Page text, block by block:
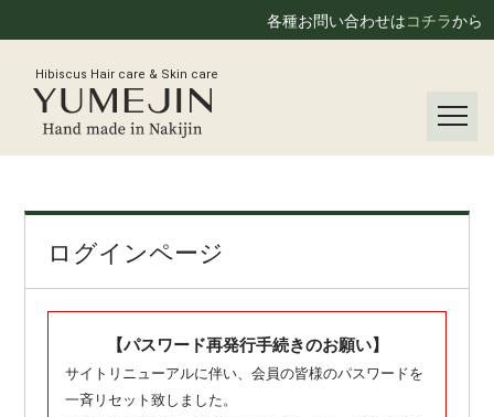
各種お問い合わせはコチラから
Hibiscus Hair care & Skin care
ログインページ
【パスワード再発行手続きのお願い】
サイトリニューアルに伴い、会員の皆様のパスワードを
一斉リセット致しました。